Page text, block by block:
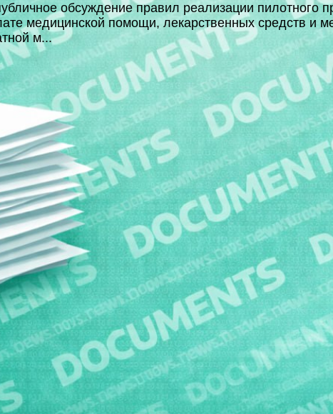
обсуждение правил реализации пилотного
медицинской помощи, лекарственных средств и
м...